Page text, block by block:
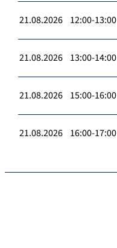
21.08.2026 12:00-13:00
21.08.2026 13:00-14:00
21.08.2026 15:00-16:00
21.08.2026 16:00-17:00